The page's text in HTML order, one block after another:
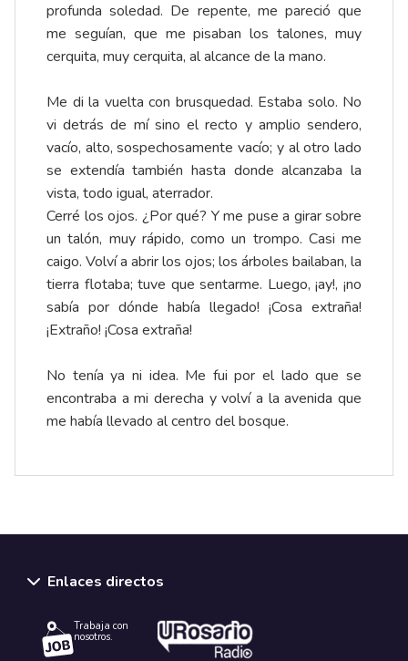
profunda soledad. De repente, me pareció que
me seguían, que me pisaban los talones, muy
cerquita, muy cerquita, al alcance de la mano.
Me di la vuelta con brusquedad. Estaba solo. No
vi detrás de mí sino el recto y amplio sendero,
vacío, alto, sospechosamente vacío; y al otro lado
se extendía también hasta donde alcanzaba la
vista, todo igual, aterrador.
Cerré los ojos. ¿Por qué? Y me puse a girar sobre
un talón, muy rápido, como un trompo. Casi me
caigo. Volví a abrir los ojos; los árboles bailaban, la
tierra flotaba; tuve que sentarme. Luego, ¡ay!, ¡no
sabía por dónde había llegado! ¡Cosa extraña!
¡Extraño! ¡Cosa extraña!
No tenía ya ni idea. Me fui por el lado que se
encontraba a mi derecha y volví a la avenida que
me había llevado al centro del bosque.
Enlaces directos
Trabaja con
nosotros.